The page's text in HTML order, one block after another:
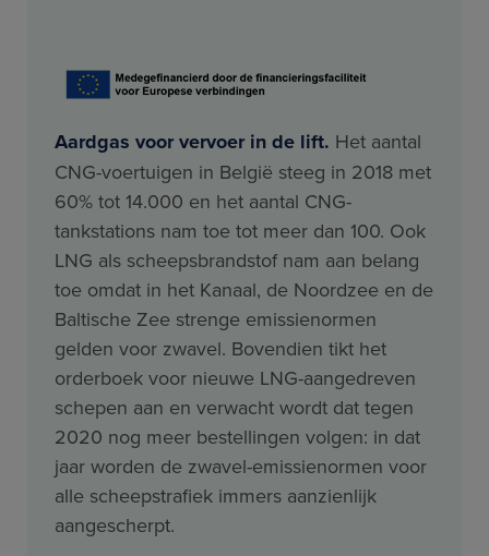
Aardgas voor vervoer in de lift. Het aantal
CNG-voertuigen in België steeg in 2018 met
60% tot 14.000 en het aantal CNG-
tankstations nam toe tot meer dan 100. Ook
LNG als scheepsbrandstof nam aan belang
toe omdat in het Kanaal, de Noordzee en de
Baltische Zee strenge emissienormen
gelden voor zwavel. Bovendien tikt het
orderboek voor nieuwe LNG-aangedreven
schepen aan en verwacht wordt dat tegen
2020 nog meer bestellingen volgen: in dat
jaar worden de zwavel-emissienormen voor
alle scheepstrafiek immers aanzienlijk
aangescherpt.